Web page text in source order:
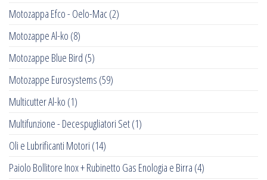
Motozappa Efco - Oelo-Mac(2)
Motozappe Al-ko (8)
Motozappe Blue Bird (5)
Motozappe Eurosystems (59)
Multicutter Al-ko (1)
Multifunzione - Decespugliatori Set(1)
Oli e Lubrificanti Motori (14)
Paiolo Bollitore Inox + Rubinetto Gas Enologia e Birra (4)